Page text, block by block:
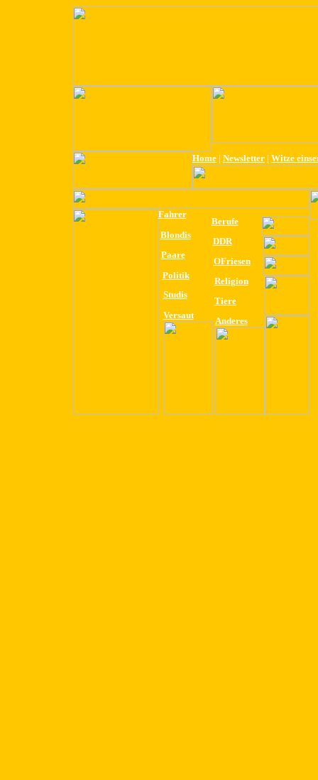
Home | Newsletter | Witze
Fahrer
Berufe
Blondis
DDR
Paare
OFriesen
Politik
Religion
Studis
Tiere
Versaut
Anderes